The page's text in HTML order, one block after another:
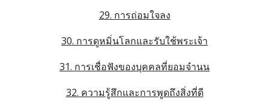
29. การถ่อมใจลง
30. การดูหมิ่นโลกและรับใช้พระเจ้า
31. การเชื่อฟังของบุคคลที่ยอมจำนน
32. ความรู้สึกและการพูดถึงสิ่งที่ดี